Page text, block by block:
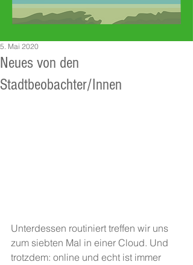
Neues von den
Stadtbeobachter/Innen
5. Mai 2020
Unterdessen routiniert treffen wir uns
zum siebten Mal in einer Cloud. Und
trotzdem: online und echt ist immer